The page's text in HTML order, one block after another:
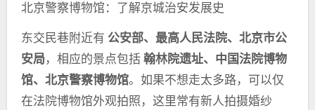
北京警察博物馆：了解京城治安发展史
东交民巷附近有 公安部、最高人民法院、北京市公
安局，相应的景点包括 翰林院遗址、中国法院博物
馆、北京警察博物馆。如果不想走太多路，可以仅
在法院博物馆外观拍照，这里常有新人拍摄婚纱